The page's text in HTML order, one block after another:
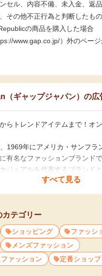
ンセル、内容不備、未入金、返
その他不正行為と判断したもの
の商品を購入した場合
www.gap.co.jp/）外のペー
すべて見る
（ギャップジャパン）の広
らトレンドアイテムまで！オ
、1969年にアメリカ・サンフラ
有名なファッションブランドで
ジュアルを代表するブランド
カジュアルスタイルのアイテム
頃な価格の商品を提供
数の店舗を展開
ィメンズ、キッズの幅広いライ
カテゴリー
ショッピング
ファッシ
メンズファッション
ァッション
定番ショップ